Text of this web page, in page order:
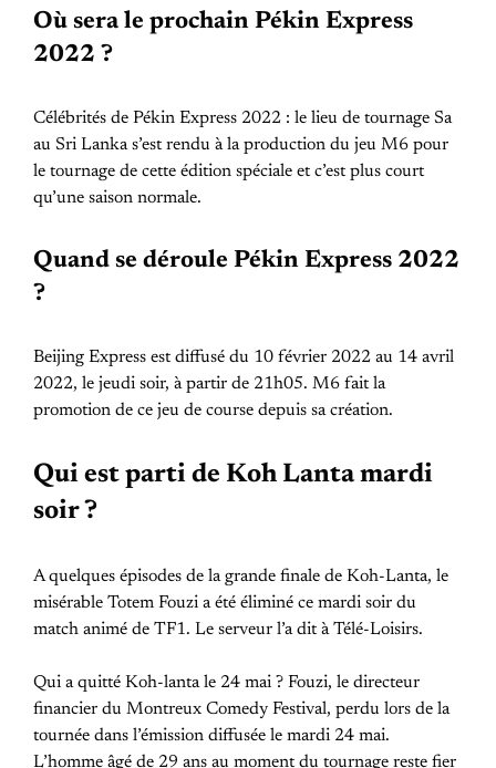
Où sera le prochain Pékin Express
2022 ?
Célébrités de Pékin Express 2022 : le lieu de tournage Sa
au Sri Lanka s’est rendu à la production du jeu M6 pour
le tournage de cette édition spéciale et c’est plus court
qu’une saison normale.
Quand se déroule Pékin Express 2022
?
Beijing Express est diffusé du 10 février 2022 au 14 avril
2022, le jeudi soir, à partir de 21h05. M6 fait la
promotion de ce jeu de course depuis sa création.
Qui est parti de Koh Lanta mardi
soir ?
A quelques épisodes de la grande finale de Koh-Lanta, le
misérable Totem Fouzi a été éliminé ce mardi soir du
match animé de TF1. Le serveur l’a dit à Télé-Loisirs.
Qui a quitté Koh-lanta le 24 mai ? Fouzi, le directeur
financier du Montreux Comedy Festival, perdu lors de la
tournée dans l’émission diffusée le mardi 24 mai.
L’homme âgé de 29 ans au moment du tournage reste fier